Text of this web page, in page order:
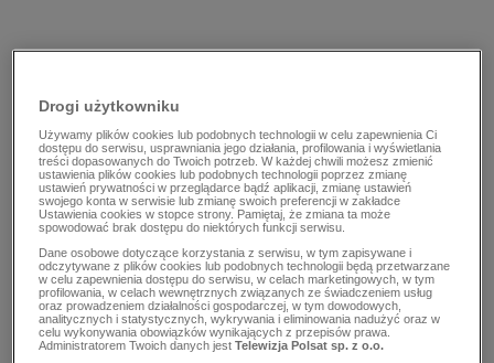
Drogi użytkowniku
Używamy plików cookies lub podobnych technologii w celu zapewnienia Ci
dostępu do serwisu, usprawniania jego działania, profilowania i wyświetlania
treści dopasowanych do Twoich potrzeb. W każdej chwili możesz zmienić
ustawienia plików cookies lub podobnych technologii poprzez zmianę
ustawień prywatności w przeglądarce bądź aplikacji, zmianę ustawień
swojego konta w serwisie lub zmianę swoich preferencji w zakładce
Ustawienia cookies w stopce strony. Pamiętaj, że zmiana ta może
spowodować brak dostępu do niektórych funkcji serwisu.
Dane osobowe dotyczące korzystania z serwisu, w tym zapisywane i
odczytywane z plików cookies lub podobnych technologii będą przetwarzane
w celu zapewnienia dostępu do serwisu, w celach marketingowych, w tym
profilowania, w celach wewnętrznych związanych ze świadczeniem usług
oraz prowadzeniem działalności gospodarczej, w tym dowodowych,
analitycznych i statystycznych, wykrywania i eliminowania nadużyć oraz w
celu wykonywania obowiązków wynikających z przepisów prawa.
Administratorem Twoich danych jestTelewizja Polsat sp. z o.o.